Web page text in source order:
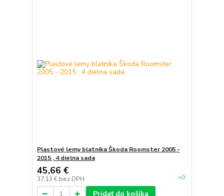
Plastové lemy blatníka Škoda Roomster 2005 -
2015 , 4 dielna sada
45,66 €
37,13 € bez DPH >0
Pridať do košíka